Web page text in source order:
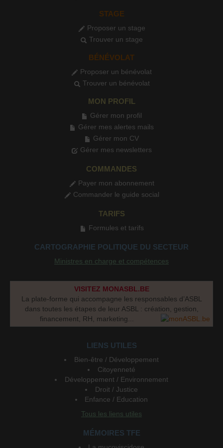
STAGE
Proposer un stage
Trouver un stage
BÉNÉVOLAT
Proposer un bénévolat
Trouver un bénévolat
MON PROFIL
Gérer mon profil
Gérer mes alertes mails
Gérer mon CV
Gérer mes newsletters
COMMANDES
Payer mon abonnement
Commander le guide social
TARIFS
Formules et tarifs
CARTOGRAPHIE POLITIQUE DU SECTEUR
Ministres en charge et compétences
VISITEZ MONASBL.BE
La plate-forme qui accompagne les responsables d’ASBL
dans toutes les étapes de leur ASBL : création, gestion,
financement, RH, marketing...
LIENS UTILES
Bien-être / Développement
Citoyenneté
Développement / Environnement
Droit / Justice
Enfance / Education
Tous les liens utiles
MÉMOIRES TFE